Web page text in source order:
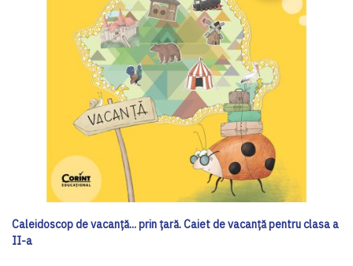
Caleidoscop de vacanță... prin țară. Caiet de vacanță pentru clasa a
II-a